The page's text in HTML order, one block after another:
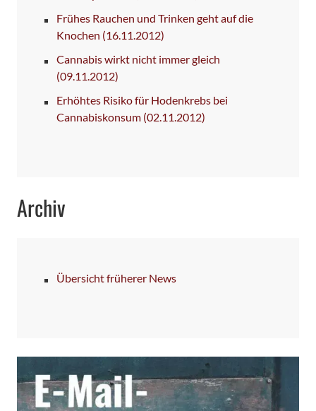
Frühes Rauchen und Trinken geht auf die
Knochen (16.11.2012)
Cannabis wirkt nicht immer gleich
(09.11.2012)
Erhöhtes Risiko für Hodenkrebs bei
Cannabiskonsum (02.11.2012)
Archiv
Übersicht früherer News